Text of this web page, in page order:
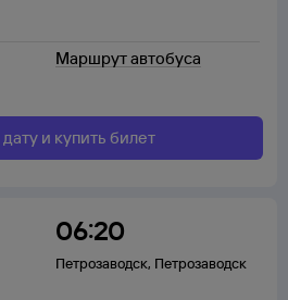
Маршрут автобуса
и купить билет
06:20
Петрозаводск, Петрозаводск